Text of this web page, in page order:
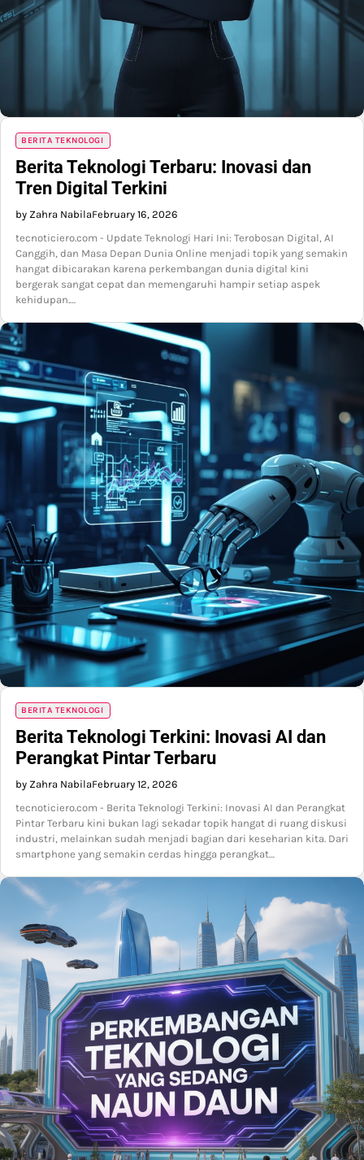
BERITA TEKNOLOGI
Berita Teknologi Terbaru: Inovasi dan
Tren Digital Terkini
by Zahra NabilaFebruary 16, 2026
tecnoticiero.com - Update Teknologi Hari Ini: Terobosan Digital, AI
Canggih, dan Masa Depan Dunia Online menjadi topik yang semakin
hangat dibicarakan karena perkembangan dunia digital kini
bergerak sangat cepat dan memengaruhi hampir setiap aspek
kehidupan.…
BERITA TEKNOLOGI
Berita Teknologi Terkini: Inovasi AI dan
Perangkat Pintar Terbaru
by Zahra NabilaFebruary 12, 2026
tecnoticiero.com - Berita Teknologi Terkini: Inovasi AI dan Perangkat
Pintar Terbaru kini bukan lagi sekadar topik hangat di ruang diskusi
industri, melainkan sudah menjadi bagian dari keseharian kita. Dari
smartphone yang semakin cerdas hingga perangkat…